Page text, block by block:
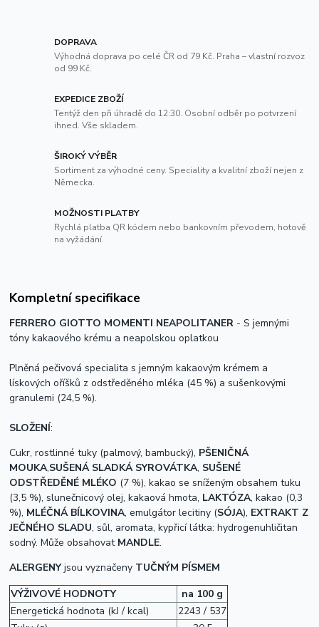
DOPRAVA
Výhodná doprava po celé ČR od 79 Kč. Praha – vlastní rozvoz
od 99 Kč.
EXPEDICE ZBOŽÍ
Tentýž den při úhradě do 12:30. Osobní odběr po potvrzení
ihned. Vše skladem.
ŠIROKÝ VÝBĚR
Sortiment za výhodné ceny. Speciality a kvalitní zboží nejen z
Německa.
MOŽNOSTI PLATBY
Rychlá platba QR kódem nebo bankovním převodem, hotově
na vyžádání.
Kompletní specifikace
FERRERO GIOTTO MOMENTI NEAPOLITANER - S jemnými
tóny kakaového krému a neapolskou oplatkou
Plněná pečivová specialita s jemným kakaovým krémem a
lískových oříšků z odstředěného mléka (45 %) a sušenkovými
granulemi (24,5 %).
SLOŽENÍ:
Cukr, rostlinné tuky (palmový, bambucký), PŠENIČNÁ
MOUKA,SUŠENÁ SLADKÁ SYROVÁTKA, SUŠENÉ
ODSTŘEDĚNÉ MLÉKO (7 %), kakao se sníženým obsahem tuku
(3,5 %), slunečnicový olej, kakaová hmota, LAKTÓZA, kakao (0,3
%), MLÉČNÁ BÍLKOVINA, emulgátor lecitiny (SÓJA), EXTRAKT Z
JEČNÉHO SLADU, sůl, aromata,kypřicí látka: hydrogenuhličitan
sodný. Může obsahovat MANDLE.
ALERGENYjsou vyznačeny TUČNÝM PÍSMEM
VÝŽIVOVÉ HODNOTY
na 100 g
Energetická hodnota (kJ / kcal)
2243 / 537